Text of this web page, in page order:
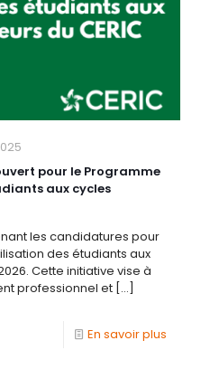
pour le Programme
aux cycles
les candidatures pour
des étudiants aux
Cette initiative vise à
professionnel et […]
En savoir plus